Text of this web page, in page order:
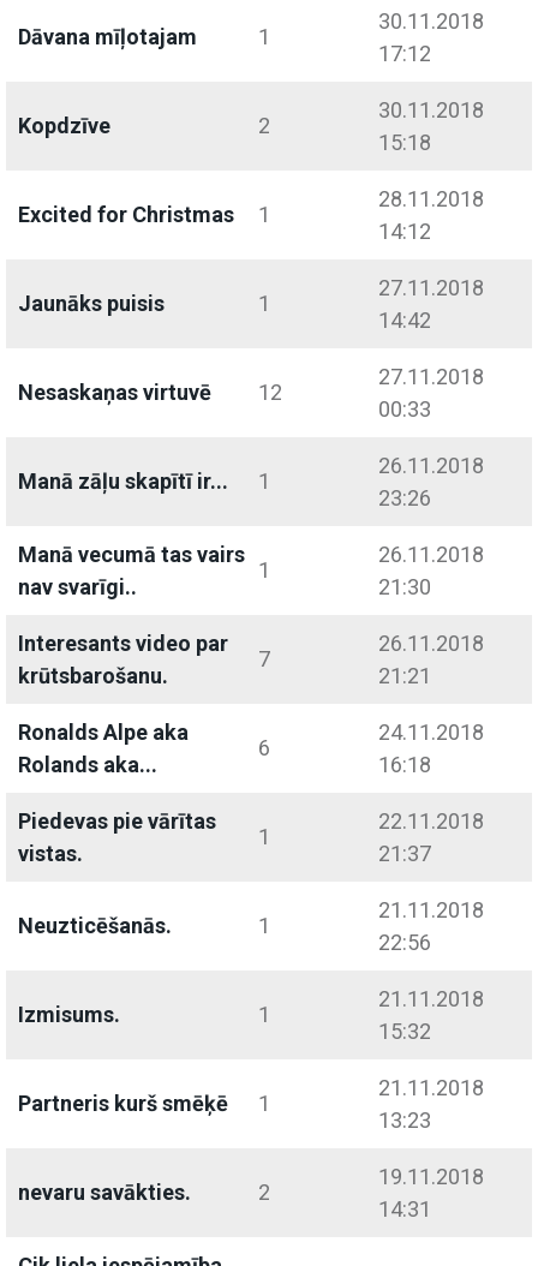
Dāvana mīļotajam 1
30.11.2018
17:12
Kopdzīve 2
30.11.2018
15:18
Excited for Christmas 1
28.11.2018
14:12
Jaunāks puisis 1
27.11.2018
14:42
Nesaskaņas virtuvē 12
27.11.2018
00:33
Manā zāļu skapītī ir... 1
26.11.2018
23:26
Manā vecumā tas vairs
nav svarīgi..
1
26.11.2018
21:30
Interesants video par
krūtsbarošanu.
7
26.11.2018
21:21
Ronalds Alpe aka
Rolands aka...
6
24.11.2018
16:18
Piedevas pie vārītas
vistas.
1
22.11.2018
21:37
Neuzticēšanās. 1
21.11.2018
22:56
Izmisums. 1
21.11.2018
15:32
Partneris kurš smēķē 1
21.11.2018
13:23
nevaru savākties. 2
19.11.2018
14:31